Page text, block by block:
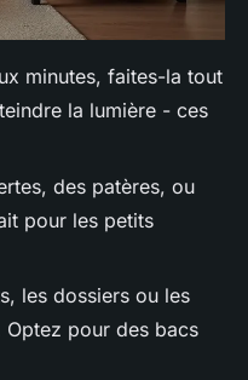
minutes, faites-la tout
la lumière - ces
des patères, ou
pour les petits
les dossiers ou les
pour des bacs